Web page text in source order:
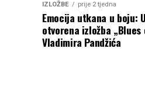
IZLOŽBE prije 2 tjedna
Emocija utkana u boju:
otvorena izložba
Vladimira Pandžića